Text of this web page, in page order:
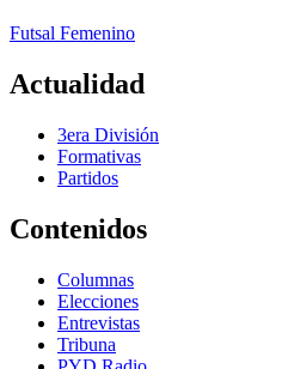
Futsal Femenino
Actualidad
3era División
Formativas
Partidos
Contenidos
Columnas
Elecciones
Entrevistas
Tribuna